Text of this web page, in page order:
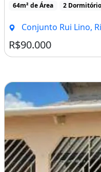
64m² de Área 2
Conjunto Rui Lino,
R$90.000